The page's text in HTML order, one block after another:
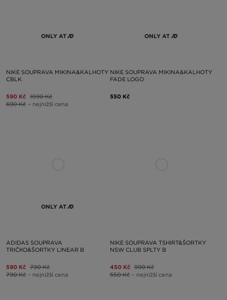
ONLY AT
NIKE SOUPRAVA MIKINA&KALHOTY
CBLK
590 Kč 1090 Kč
690 Kč – nejnižší cena
ONLY AT
NIKE SOUPRAVA MIKINA&KALHOTY
FADE LOGO
550 Kč
ONLY AT
ADIDAS SOUPRAVA
TRIČKO&ŠORTKY LINEAR B
590 Kč 790 Kč
790 Kč – nejnižší cena
NIKE SOUPRAVA TSHIRT&ŠORTKY
NSW CLUB SPLTY B
450 Kč 990 Kč
550 Kč – nejnižší cena